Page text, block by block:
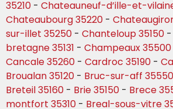
35210 - Chateauneuf-d’ille-et-
Chateaubourg 35220 -
sur-illet 35250 - Chanteloup 35150 -
bretagne 35131 - Champeaux 35500
Cancale 35260 - Cardroc 35190 -
Broualan 35120 - Bruc-sur-aff 35550
Breteil 35160 - Brie 35150 - Brece
montfort 35310 - Breal-sous-vitre